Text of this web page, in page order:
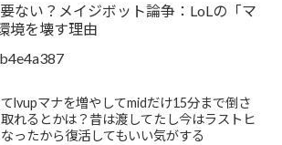
ない？メイジボット論争：LoLの「マ
境を壊す理由
lvupマナを増やしてmidだけ15分まで倒さ
れるとかは？昔は渡してたし今はラストヒ
ったから復活してもいい気がする